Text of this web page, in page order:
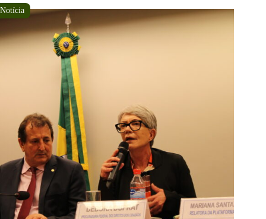
pelo
Dia
Internacional
dos
Direitos
composição